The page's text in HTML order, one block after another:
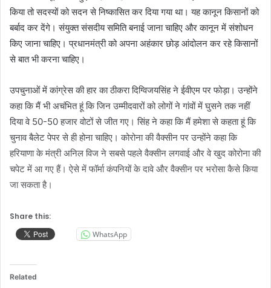
किया तो सदस्यों को सदन से निष्कासित कर दिया गया था। यह कानून किसानों को
बर्बाद कर देंगे। संयुक्त संसदीय समिति बनाई जाना चाहिए और कानून में संशोधन
किए जाना चाहिए। प्रधानमंत्री को अपना अहंकार छोड़ आंदोलन कर रहे किसानों
से बात भी करना चाहिए।
उपचुनाओं में कांग्रेस की हार का ठीकरा दिग्विजयसिंह ने ईवीएम पर फोड़ा। उन्होंने
कहा कि मैं भी अचंभित हूं कि जिन उम्मीदवारों को लोगों ने गांवों में घुसने तक नहीं
दिया वे 50-50 हजार वोटों से जीत गए। सिंह ने कहा कि मैं हमेशा से कहता हूं कि
चुनाव बैलेट पेपर से ही होना चाहिए। कोरोना की वैक्सीन पर उन्होंने कहा कि
हरियाणा के मंत्री अनिल विज ने सबसे पहले वैक्सीन लगवाई और वे खुद कोरोना की
चपेट में आ गए हैं। ऐसे में फॉर्मा कंपनियों के दावे और वैक्सीन पर भरोसा कैसे किया
जा सकता है।
Share this:
WhatsApp
Related